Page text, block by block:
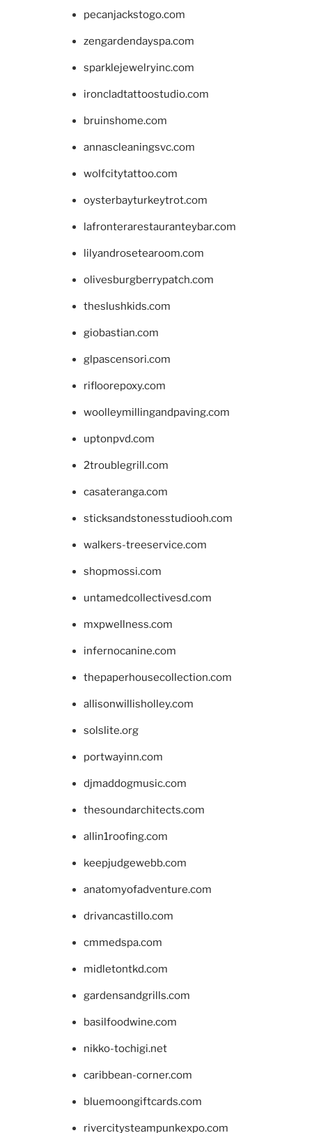
pecanjackstogo.com
zengardendayspa.com
sparklejewelryinc.com
ironcladtattoostudio.com
bruinshome.com
annascleaningsvc.com
wolfcitytattoo.com
oysterbayturkeytrot.com
lafronterarestauranteybar.com
lilyandrosetearoom.com
olivesburgberrypatch.com
theslushkids.com
giobastian.com
glpascensori.com
rifloorepoxy.com
woolleymillingandpaving.com
uptonpvd.com
2troublegrill.com
casateranga.com
sticksandstonesstudiooh.com
walkers-treeservice.com
shopmossi.com
untamedcollectivesd.com
mxpwellness.com
infernocanine.com
thepaperhousecollection.com
allisonwillisholley.com
solslite.org
portwayinn.com
djmaddogmusic.com
thesoundarchitects.com
allin1roofing.com
keepjudgewebb.com
anatomyofadventure.com
drivancastillo.com
cmmedspa.com
midletontkd.com
gardensandgrills.com
basilfoodwine.com
nikko-tochigi.net
caribbean-corner.com
bluemoongiftcards.com
rivercitysteampunkexpo.com